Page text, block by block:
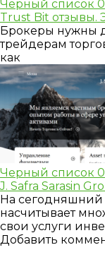
Черный список 0
Trust Bit отзывы.
Брокеры нужны
трейдерам
как
Черный список 0
J. Safra Sarasin
На сегодняшний
насчитывает
свои услуги
Добавить